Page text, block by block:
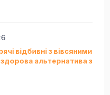
відбивні з вівсяними
альтернатива з